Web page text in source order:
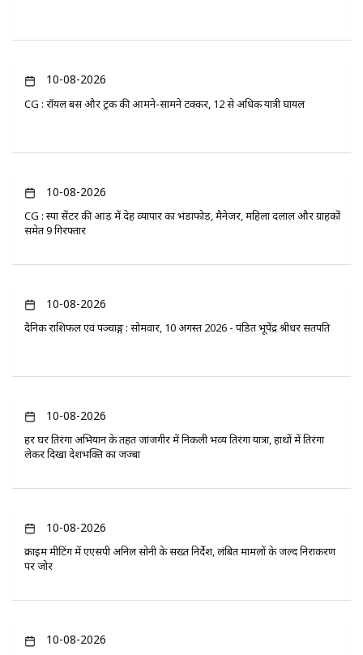
10-08-2026
CG : रॉयल बस और ट्रक की आमने-सामने टक्कर, 12 से अधिक यात्री घायल
10-08-2026
CG : स्पा सेंटर की आड़ में देह व्यापार का भंडाफोड़, मैनेजर, महिला दलाल और ग्राहकों
समेत 9 गिरफ्तार
10-08-2026
दैनिक राशिफल एवं पञ्चाङ्ग : सोमवार, 10 अगस्त 2026 - पंडित भूपेंद्र श्रीधर सतपति
10-08-2026
हर घर तिरंगा अभियान के तहत जांजगीर में निकली भव्य तिरंगा यात्रा, हाथों में तिरंगा
लेकर दिखा देशभक्ति का जज्बा
10-08-2026
क्राइम मीटिंग में एएसपी अनिल सोनी के सख्त निर्देश, लंबित मामलों के जल्द निराकरण
पर जोर
10-08-2026